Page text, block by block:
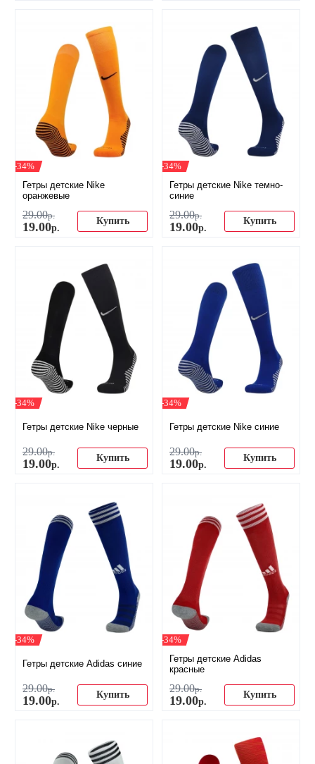
-34%
Гетры детские Nike
оранжевые
29.00р.
19.00р.
Купить
-34%
Гетры детские Nike темно-
синие
29.00р.
19.00р.
Купить
-34%
Гетры детские Nike черные
29.00р.
19.00р.
Купить
-34%
Гетры детские Nike синие
29.00р.
19.00р.
Купить
-34%
Гетры детские Adidas синие
29.00р.
19.00р.
Купить
-34%
Гетры детские Adidas
красные
29.00р.
19.00р.
Купить